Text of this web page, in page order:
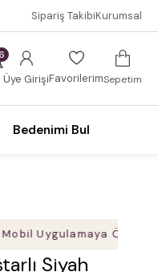
Sipariş TakibiKurumsal
Üye GirişiFavorilerimSepetim
Bedenimi Bul
Özel Ek %5
Siyah